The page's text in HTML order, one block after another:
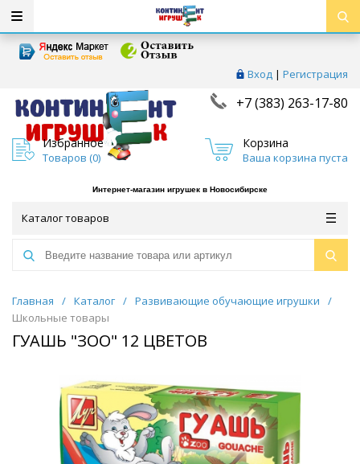
Вход | Регистрация
+7 (383) 263-17-80
Избранное
Товаров (0)
Корзина
Ваша корзина пуста
Интернет-магазин игрушек в Новосибирске
Каталог товаров
Главная / Каталог / Развивающие обучающие игрушки
/
Школьные товары
ГУАШЬ "ЗОО" 12 ЦВЕТОВ